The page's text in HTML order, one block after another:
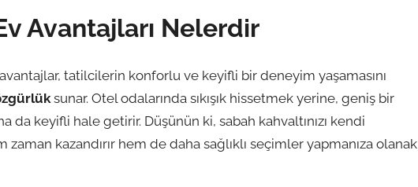
Avantajları Nelerdir
tatilcilerin konforlu ve keyifli bir deneyim yaşamasını
sunar. Otel odalarında sıkışık hissetmek yerine, geniş bir
da keyifli hale getirir. Düşünün ki, sabah kahvaltınızı kendi
zaman kazandırır hem de daha sağlıklı seçimler yapmanıza olanak